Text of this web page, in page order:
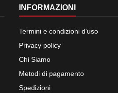
INFORMAZIONI
Termini e condizioni d'uso
Privacy policy
Chi Siamo
Metodi di pagamento
Spedizioni